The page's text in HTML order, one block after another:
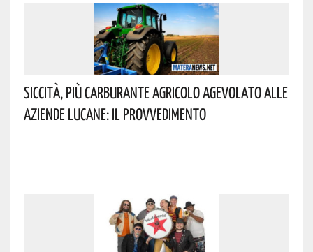
Siccità, Più Carburante Agricolo Agevolato Alle
Aziende Lucane: Il Provvedimento